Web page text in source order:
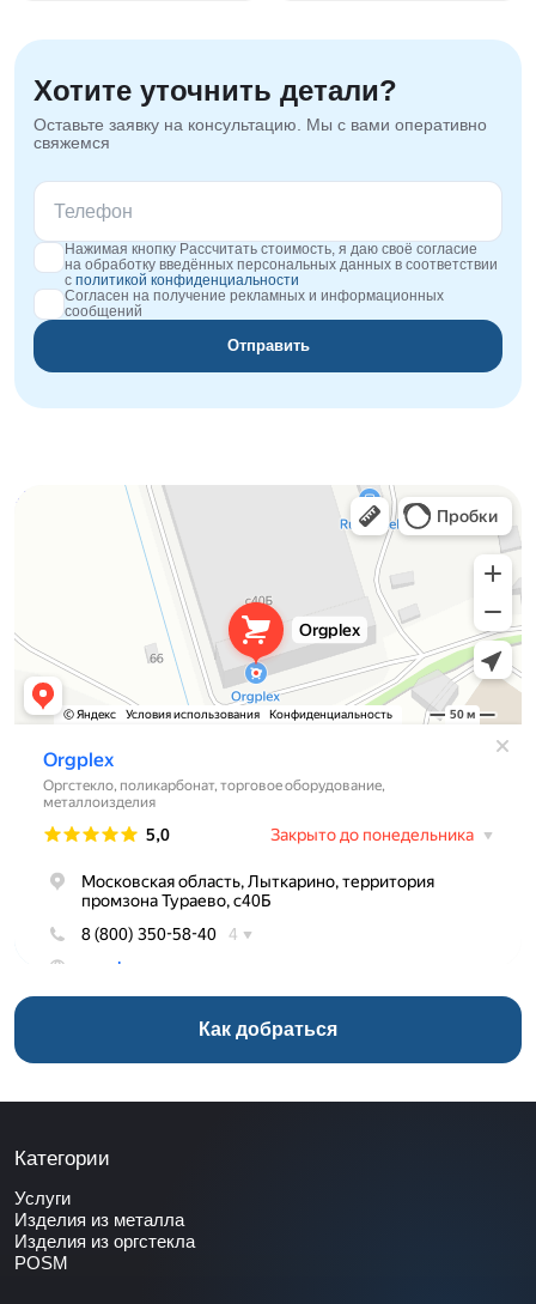
Хотите уточнить детали?
Оставьте заявку на консультацию. Мы с вами оперативно
свяжемся
Нажимая кнопку Рассчитать стоимость, я даю своё согласие
на обработку введённых персональных данных в соответствии
с политикой конфиденциальности
Согласен на получение рекламных и информационных
сообщений
Отправить
Orgplex
Оргстекло, поликарбонат в Лыткарине
Торговое оборудование в Лыткарине
Как добраться
Категории
Услуги
Изделия из металла
Изделия из оргстекла
POSM